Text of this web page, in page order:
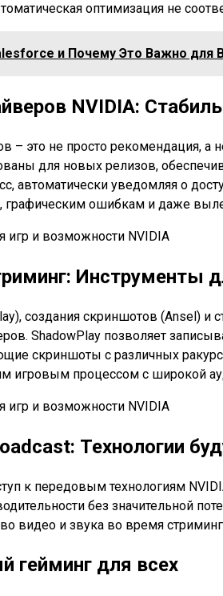
оптимизация не
и Почему Это Важно для
NVIDIA:
– это не просто рекомендация, а
для новых релизов,
автоматически уведомляя о
графическим ошибкам и даже
Инструменты
создания скриншотов (Ansel)
ShadowPlay позволяет
скриншоты с различных
игровым процессом с широкой
Технологии
к передовым технологиям
без значительной
видео и звука во время
гейминг для всех